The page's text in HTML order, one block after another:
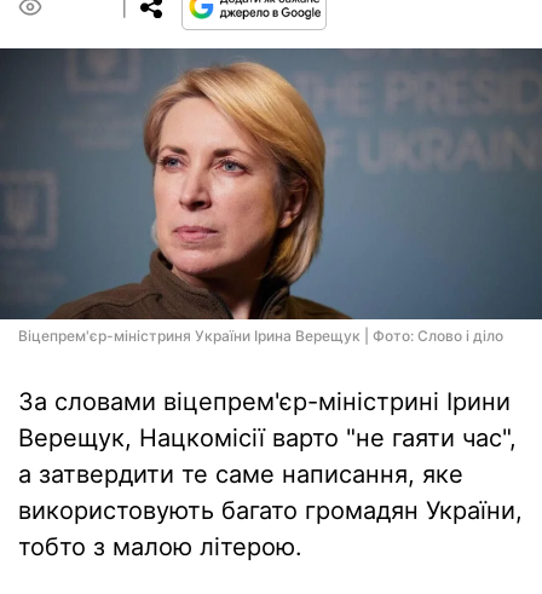
Віцепрем'єр-міністриня України Ірина Верещук | Фото: Слово і діло
За словами віцепрем'єр-міністрині Ірини
Верещук, Нацкомісії варто "не гаяти час",
а затвердити те саме написання, яке
використовують багато громадян України,
тобто з малою літерою.